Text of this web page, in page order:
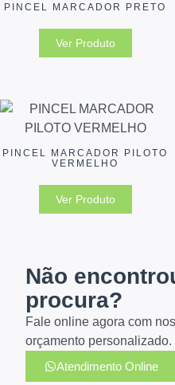
PINCEL MARCADOR PRETO
Ver Produto
PINCEL MARCADOR PILOTO
VERMELHO
Ver Produto
Não
procura?
Fale online agora com
orçamento personalizado.
Atendimento Online